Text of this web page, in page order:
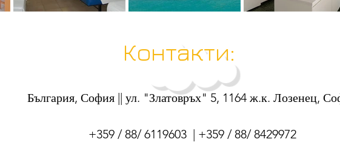
Контакти:
България, София || ул. "Златовръх" 5, 1164 ж.к. Лозенец,
+359 / 88/ 6119603 | +359 / 88/ 8429972